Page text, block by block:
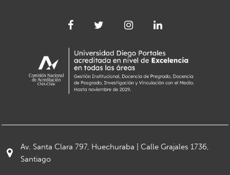
Av. Santa Clara 797, Huechuraba | Calle Grajales 1736,
Santiago